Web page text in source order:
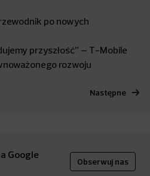
po nowych
przyszłość” – T-Mobile
rozwoju
Następne
Google
Obserwuj nas